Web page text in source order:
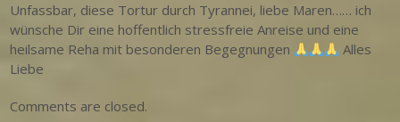
Unfassbar, diese Tortur durch Tyrannei, liebe Maren…… ich
wünsche Dir eine hoffentlich stressfreie Anreise und eine
heilsame Reha mit besonderen Begegnungen
Alles
Liebe
Comments are closed.